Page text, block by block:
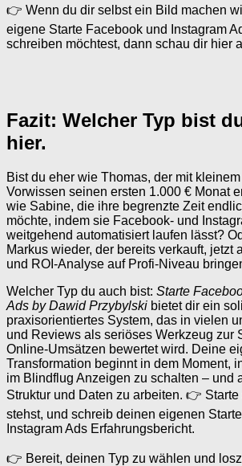
👉 Wenn du dir selbst ein Bild machen
eigene Starte Facebook und Instagram
schreiben möchtest, dann schau dir hier
Fazit: Welcher Typ bist
hier.
Bist du eher wie Thomas, der mit
Vorwissen seinen ersten 1.000 € Monat
wie Sabine, die ihre begrenzte Zeit
möchte, indem sie Facebook- und
weitgehend automatisiert laufen lässt?
Markus wieder, der bereits verkauft, jetzt
und ROI-Analyse auf Profi-Niveau
Welcher Typ du auch bist: Starte
Ads by Dawid Przybylski bietet dir ein
praxisorientiertes System, das in vielen
und Reviews als seriöses Werkzeug zur
Online-Umsätzen bewertet wird. Deine
Transformation beginnt in dem Moment,
im Blindflug Anzeigen zu schalten – und
Struktur und Daten zu arbeiten. 👉
stehst, und schreib deinen eigenen
Instagram Ads Erfahrungsbericht.
👉 Bereit, deinen Typ zu wählen und